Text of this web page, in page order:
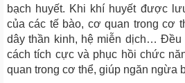
bạch huyết. Khi khí huyết được
của các tế bào, cơ quan trong cơ
dây thần kinh, hệ miễn dịch… Đều
cách tích cực và phục hồi chức
quan trong cơ thể, giúp ngăn ngừa